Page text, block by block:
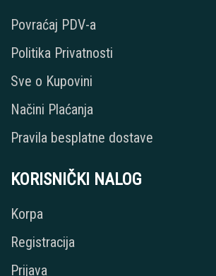
Povraćaj PDV-a
Politika Privatnosti
Sve o Kupovini
Načini Plaćanja
Pravila besplatne dostave
KORISNIČKI NALOG
Korpa
Registracija
Prijava